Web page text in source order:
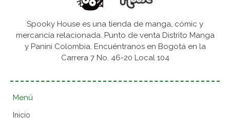
Spooky House es una tienda de manga, cómic y
mercancía relacionada. Punto de venta Distrito Manga
y Panini Colombia. Encuéntranos en Bogotá en la
Carrera 7 No. 46-20 Local 104
Menú
Inicio